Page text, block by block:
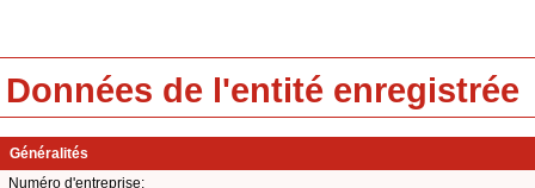
Données de l'entité enregistrée
Généralités
Numéro d'entreprise: